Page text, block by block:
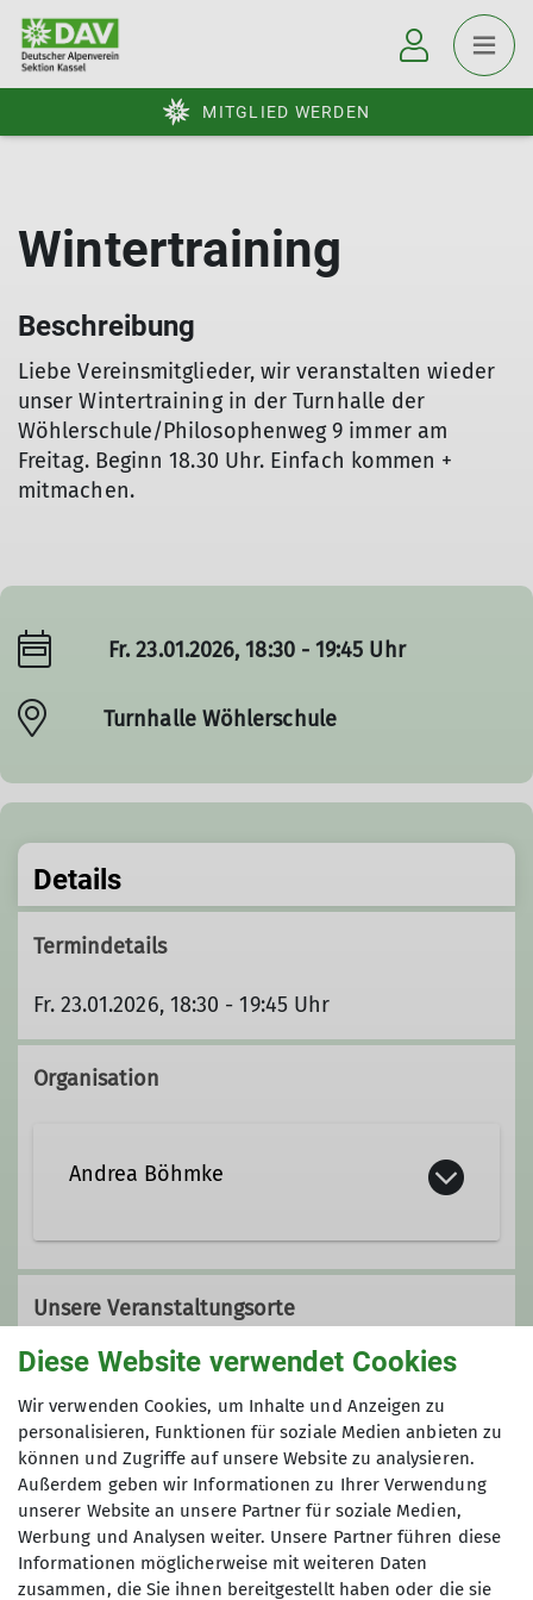
MITGLIED WERDEN
Wintertraining
Beschreibung
Liebe Vereinsmitglieder, wir veranstalten wieder
unser Wintertraining in der Turnhalle der
Wöhlerschule/Philosophenweg 9 immer am
Freitag. Beginn 18.30 Uhr. Einfach kommen +
mitmachen.
Fr. 23.01.2026, 18:30 - 19:45 Uhr
Turnhalle Wöhlerschule
Details
Termindetails
Fr. 23.01.2026, 18:30 - 19:45 Uhr
Organisation
Andrea Böhmke
Unsere Veranstaltungsorte
Turnhalle Wöhlerschule
Philosphenweg 9
34121 Kassel
Diese Website verwendet Cookies
Wir verwenden Cookies, um Inhalte und Anzeigen zu
personalisieren, Funktionen für soziale Medien anbieten zu
können und Zugriffe auf unsere Website zu analysieren.
Außerdem geben wir Informationen zu Ihrer Verwendung
unserer Website an unsere Partner für soziale Medien,
Werbung und Analysen weiter. Unsere Partner führen diese
Informationen möglicherweise mit weiteren Daten
zusammen, die Sie ihnen bereitgestellt haben oder die sie